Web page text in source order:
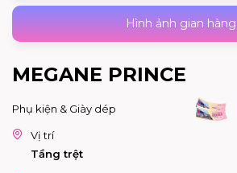
Hình ảnh gian hàng
MEGANE PRINCE
Phụ kiện & Giày dép
Vị trí
Tầng trệt